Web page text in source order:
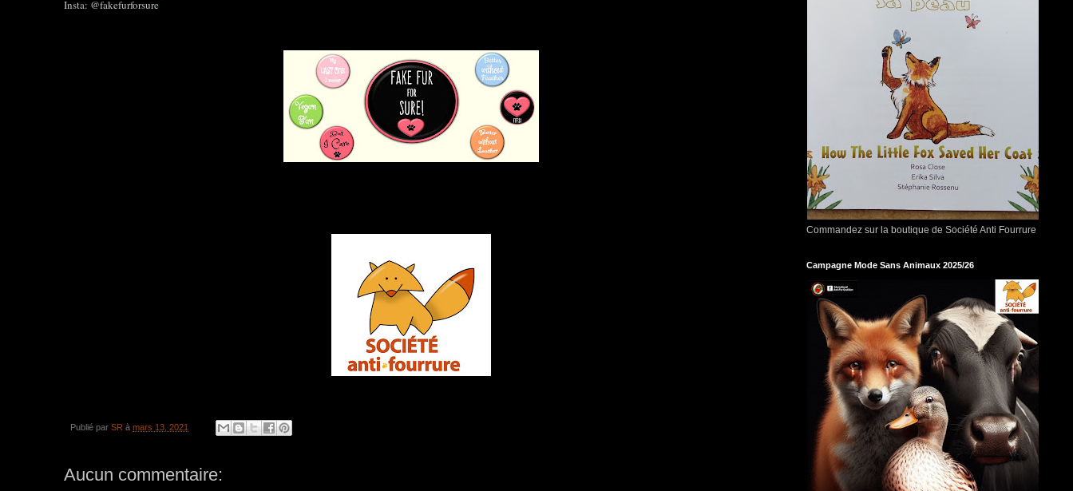
Insta: @fakefurforsure
Publié par SR à mars 13, 2021
Aucun commentaire:
Commandez sur la boutique de Société Anti Fourrure
Campagne Mode Sans Animaux 2025/26